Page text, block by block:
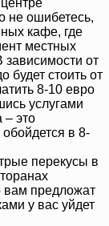
не ошибетесь,
кафе, где
местных
от
будет стоить от
8-10 евро
услугами
– это
в 8-
перекусы в
вам предложат
у вас уйдет